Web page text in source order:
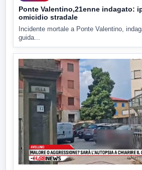
Ponte Valentino,21enne indagato:
omicidio stradale
Incidente mortale a Ponte Valentino,
guida...